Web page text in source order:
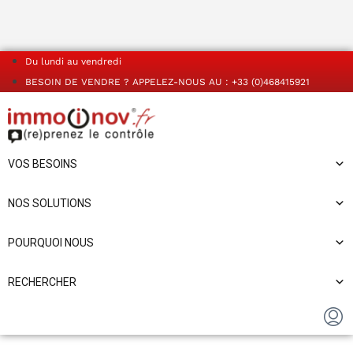
Du lundi au vendredi
BESOIN DE VENDRE ? APPELEZ-NOUS AU : +33 (0)468415921
VOS BESOINS
NOS SOLUTIONS
POURQUOI NOUS
RECHERCHER